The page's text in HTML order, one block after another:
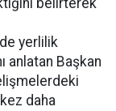
belirterek
yerlilik
anlatan Başkan
daha